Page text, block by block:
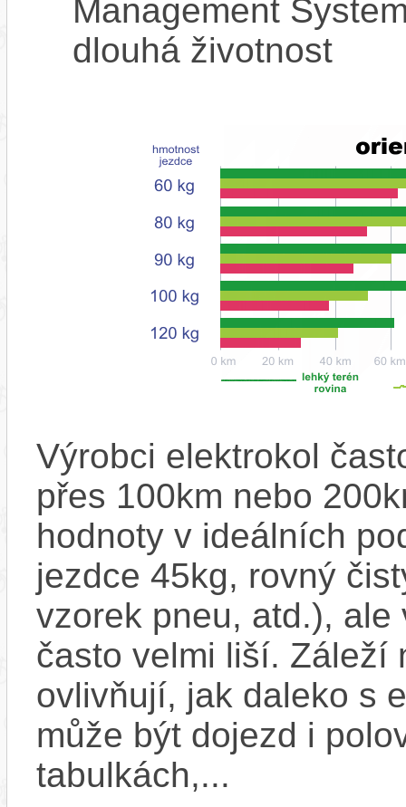
Management
dlouhá životnost
Výrobci elektrokol
přes 100km nebo
hodnoty v ideálních
jezdce 45kg, rovný
vzorek pneu, atd.),
často velmi liší. Záleží
ovlivňují, jak daleko s
může být dojezd i
tabulkách,...